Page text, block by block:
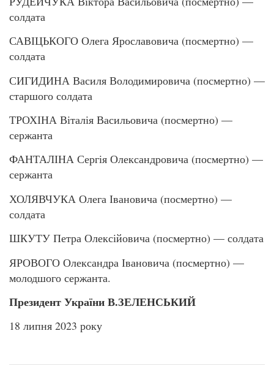
солдата
САВІЦЬКОГО Олега Ярославовича (посмертно) —
солдата
СИГИДИНА Василя Володимировича (посмертно) —
старшого солдата
ТРОХІНА Віталія Васильовича (посмертно) —
сержанта
ФАНТАЛІНА Сергія Олександровича (посмертно) —
сержанта
ХОЛЯВЧУКА Олега Івановича (посмертно) —
солдата
ШКУТУ Петра Олексійовича (посмертно) — солдата
ЯРОВОГО Олександра Івановича (посмертно) —
молодшого сержанта.
Президент України В.ЗЕЛЕНСЬКИЙ
18 липня 2023 року